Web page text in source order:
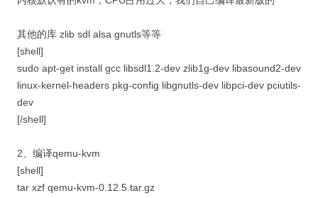
其他的库 zlib sdl alsa gnutls等等
[shell]
sudo apt-get install gcc libsdl1.2-dev zlib1g-dev libasound2-dev
linux-kernel-headers pkg-config libgnutls-dev libpci-dev pciutils-
dev
[/shell]
2、编译qemu-kvm
[shell]
tar xzf qemu-kvm-0.12.5.tar.gz